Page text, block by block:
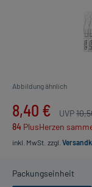
Abbildung ähnlich
8,40 € UVP
84 PlusHerzen
inkl. MwSt. zzgl.
Packungseinheit